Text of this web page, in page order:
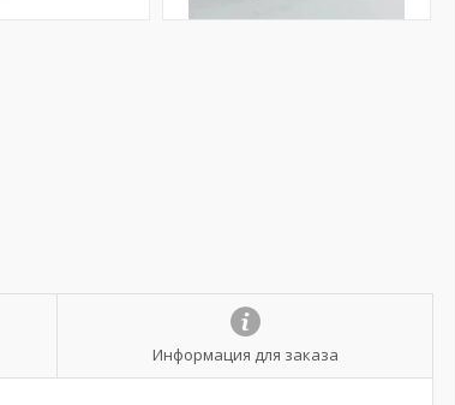
Информация для заказа